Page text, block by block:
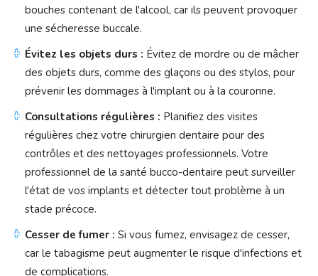
bouches contenant de l'alcool, car ils peuvent provoquer
une sécheresse buccale.
Évitez les objets durs : Évitez de mordre ou de mâcher
des objets durs, comme des glaçons ou des stylos, pour
prévenir les dommages à l'implant ou à la couronne.
Consultations régulières : Planifiez des visites
régulières chez votre chirurgien dentaire pour des
contrôles et des nettoyages professionnels. Votre
professionnel de la santé bucco-dentaire peut surveiller
l'état de vos implants et détecter tout problème à un
stade précoce.
Cesser de fumer : Si vous fumez, envisagez de cesser,
car le tabagisme peut augmenter le risque d'infections et
de complications.